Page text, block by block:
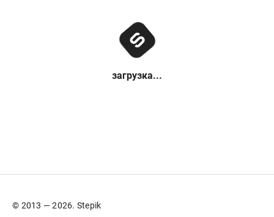
загрузка...
© 2013 — 2026. Stepik